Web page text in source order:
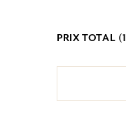
PRIX TOTAL (1